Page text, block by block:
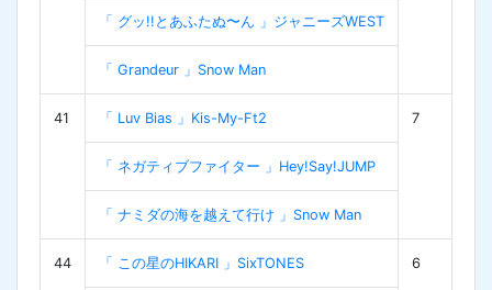
「 グッ!!とあふたぬ〜ん 」ジャニーズWEST
「 Grandeur 」Snow Man
41 「 Luv Bias 」Kis-My-Ft2 7
「 ネガティブファイター 」Hey!Say!JUMP
「 ナミダの海を越えて行け 」Snow Man
44 「 この星のHIKARI 」SixTONES 6